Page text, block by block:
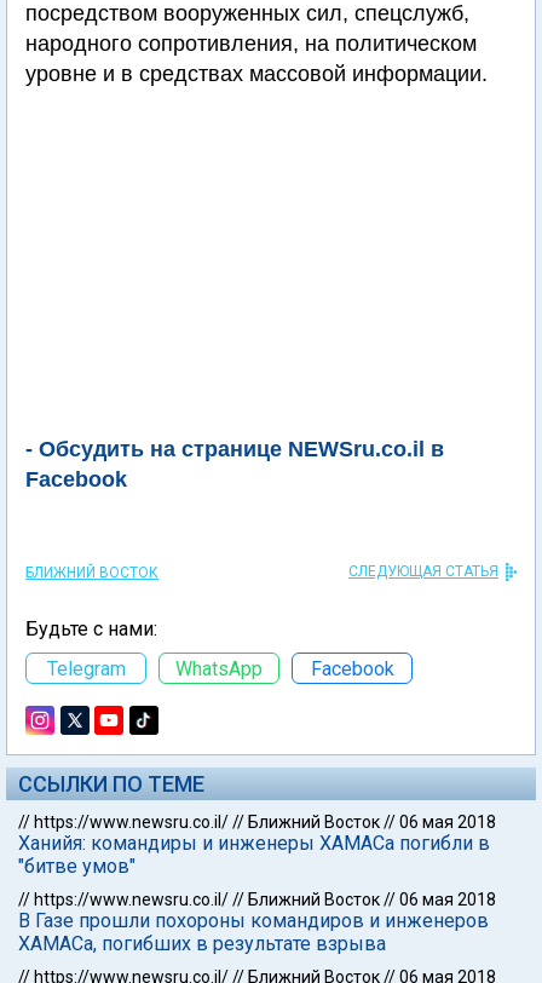
посредством вооруженных сил, спецслужб,
народного сопротивления, на политическом
уровне и в средствах массовой информации.
- Обсудить на странице NEWSru.co.il в
Facebook
БЛИЖНИЙ ВОСТОК СЛЕДУЮЩАЯ СТАТЬЯ
Будьте с нами:
Telegram
WhatsApp Facebook
ССЫЛКИ ПО ТЕМЕ
// https://www.newsru.co.il/// Ближний Восток//06 мая 2018
Ханийя: командиры и инженеры ХАМАСа погибли в
"битве умов"
// https://www.newsru.co.il/// Ближний Восток//06 мая 2018
В Газе прошли похороны командиров и инженеров
ХАМАСа, погибших в результате взрыва
// https://www.newsru.co.il/// Ближний Восток//06 мая 2018